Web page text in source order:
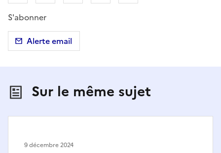
S'abonner
Alerte email
Sur le même sujet
9 décembre 2024